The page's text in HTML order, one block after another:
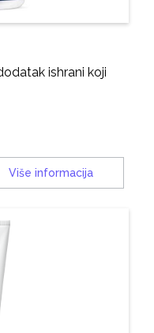
ishrani koji
Više informacija